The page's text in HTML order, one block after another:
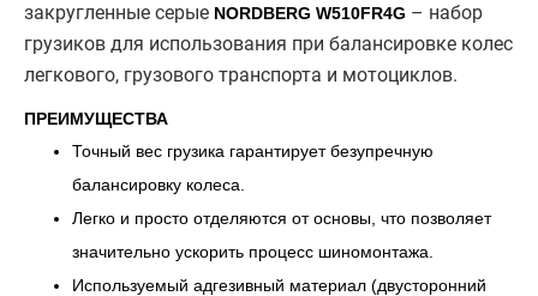
закругленные серые NORDBERG W510FR4G – набор
грузиков для использования при балансировке колес
легкового, грузового транспорта и мотоциклов.
ПРЕИМУЩЕСТВА
Точный вес грузика гарантирует безупречную
балансировку колеса.
Легко и просто отделяются от основы, что позволяет
значительно ускорить процесс шиномонтажа.
Используемый адгезивный материал (двусторонний